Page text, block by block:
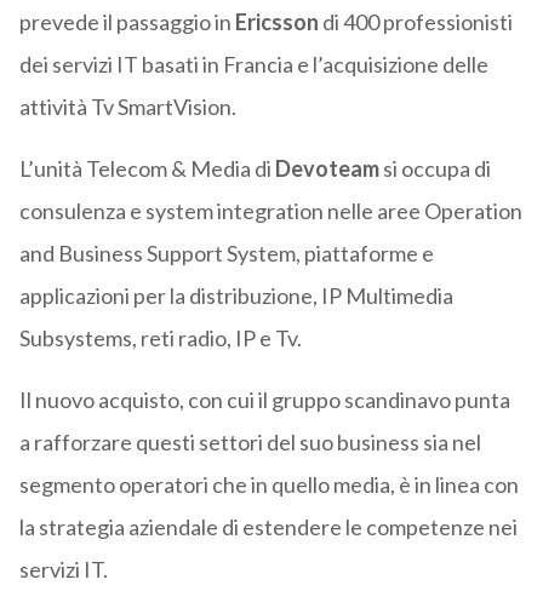
prevede il passaggio in Ericsson di 400 professionisti
dei servizi IT basati in Francia e l’acquisizione delle
attività Tv SmartVision.
L’unità Telecom & Media di Devoteamsi occupa di
consulenza e system integration nelle aree Operation
and Business Support System, piattaforme e
applicazioni per la distribuzione, IP Multimedia
Subsystems, reti radio, IP e Tv.
Il nuovo acquisto, con cui il gruppo scandinavo punta
a rafforzare questi settori del suo business sia nel
segmento operatori che in quello media, è in linea con
la strategia aziendale di estendere le competenze nei
servizi IT.